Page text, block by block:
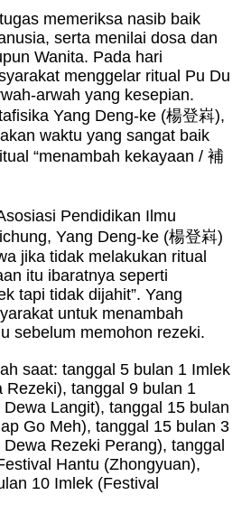
memeriksa nasib baik
serta menilai dosa dan
Wanita. Pada hari
menggelar ritual Pu Du
arwah yang kesepian.
Yang Deng-ke (楊登嵙),
waktu yang sangat baik
“menambah kekayaan /補
Pendidikan Ilmu
Yang Deng-ke (楊登嵙)
jika tidak melakukan ritual
itu ibaratnya seperti
tapi tidak dijahit”. Yang
untuk menambah
sebelum memohon rezeki.
saat: tanggal 5 bulan 1 Imlek
Rezeki), tanggal 9 bulan 1
Langit), tanggal 15 bulan
Go Meh), tanggal 15 bulan 3
Rezeki Perang), tanggal
Hantu (Zhongyuan),
10 Imlek (Festival